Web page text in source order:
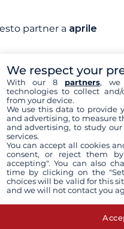
partner a aprile
le tue vacanze
vedi+
progetto di crociera
We respect your
With our 8 partners, we
technologies to collect
from your device.
We use this data to provide
and advertising, to measure
and advertising, to study
services.
You can accept all cookies
consent, or reject them
accepting". You can also
time by clicking on the
choices will be valid for this
and we will not contact you